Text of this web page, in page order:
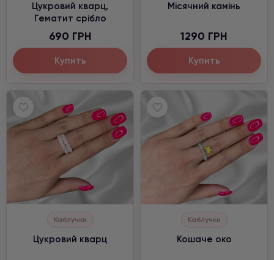
Цукровий кварц,
Гематит срібло
690 ГРН
Купить
Місячний камінь
1290 ГРН
Купить
Каблучки
Цукровий кварц
Каблучки
Кошаче око